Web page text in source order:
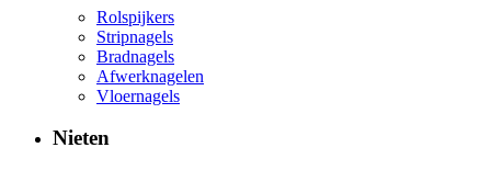
Rolspijkers
Stripnagels
Bradnagels
Afwerknagelen
Vloernagels
Nieten